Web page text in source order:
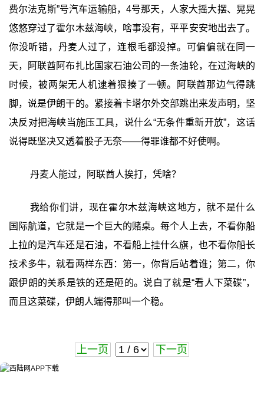
费尔法克斯”号汽车运输船，4号那天，人家大摇大摆、晃晃
悠悠穿过了霍尔木兹海峡，啥事没有，平平安安地出去了。
你没听错，丹麦人过了，连根毛都没掉。可偏偏就在同一
天，阿联酋阿布扎比国家石油公司的一条油轮，在过海峡的
时候，被两架无人机逮着狠揍了一顿。阿联酋那边气得跳
脚，说是伊朗干的。紧接着卡塔尔外交部跳出来发声明，坚
决反对把海峡当施压工具，说什么“无条件重新开放”，这话
说得既坚决又透着股子无奈——得罪谁都不好使啊。
丹麦人能过，阿联酋人挨打，凭啥？
我给你们讲，现在霍尔木兹海峡这地方，就不是什么
国际航道，它就是一个巨大的赌桌。每个人上去，不看你船
上拉的是汽车还是石油，不看船上挂什么旗，也不看你船长
技术多牛，就看两样东西：第一，你背后站着谁；第二，你
跟伊朗的关系是铁的还是砸的。说白了就是“看人下菜碟”，
而且这菜碟，伊朗人端得那叫一个稳。
上一页 下一页